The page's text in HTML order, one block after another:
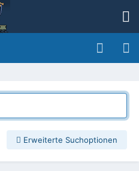
Erweiterte Suchoptionen